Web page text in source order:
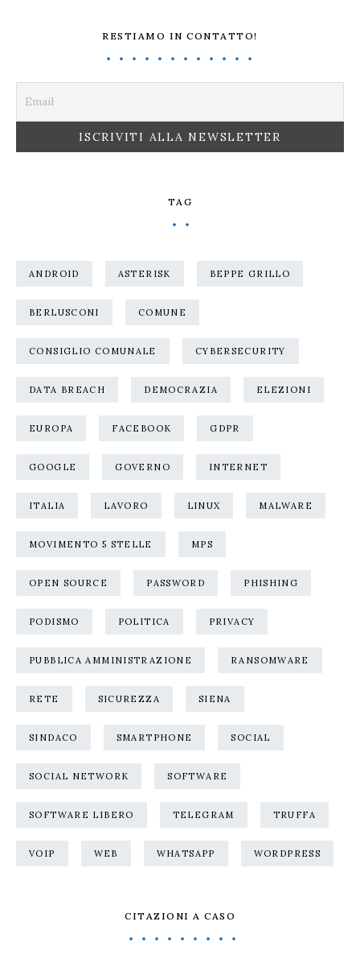
RESTIAMO IN CONTATTO!
TAG
ANDROID ASTERISK BEPPE GRILLO
BERLUSCONI COMUNE
CONSIGLIO COMUNALE CYBERSECURITY
DATA BREACH DEMOCRAZIA ELEZIONI
EUROPA FACEBOOK GDPR
GOOGLE GOVERNO INTERNET
ITALIA LAVORO LINUX MALWARE
MOVIMENTO 5 STELLE MPS
OPEN SOURCE PASSWORD PHISHING
PODISMO POLITICA PRIVACY
PUBBLICA AMMINISTRAZIONE RANSOMWARE
RETE SICUREZZA SIENA
SINDACO SMARTPHONE SOCIAL
SOCIAL NETWORK SOFTWARE
SOFTWARE LIBERO TELEGRAM TRUFFA
VOIP WEB WHATSAPP WORDPRESS
CITAZIONI A CASO